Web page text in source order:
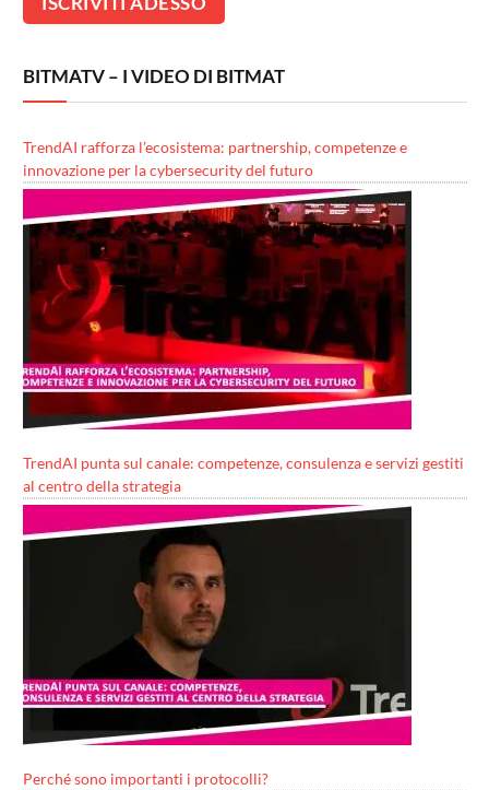
BITMATV – I VIDEO DI BITMAT
TrendAI rafforza l’ecosistema: partnership, competenze e
innovazione per la cybersecurity del futuro
TrendAI punta sul canale: competenze, consulenza e servizi gestiti
al centro della strategia
Perché sono importanti i protocolli?